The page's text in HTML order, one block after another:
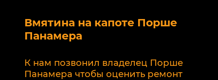
Вмятина на капоте Порше
Панамера
К нам позвонил владелец Порше
Панамера чтобы оценить ремонт